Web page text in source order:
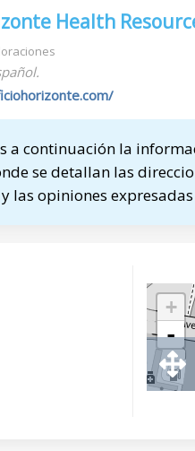
Health
a continuación la
se detallan las
las opiniones
+
-